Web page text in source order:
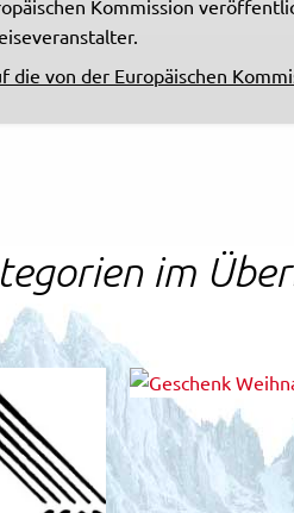
Kommission
die von der Europäischen
im